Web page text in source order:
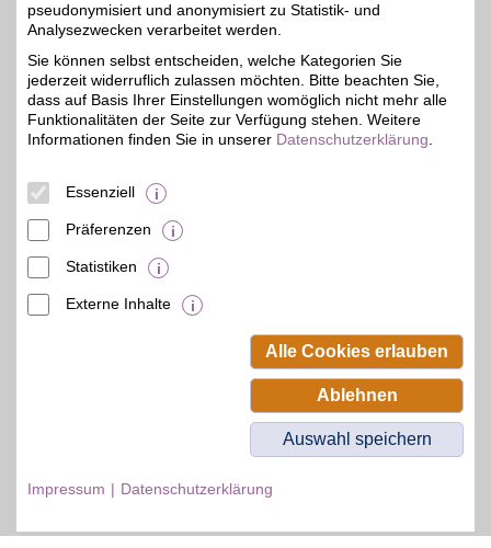
© BSW Verbraucher-Service
pseudonymisiert und anonymisiert zu Statistik- und
Analysezwecken verarbeitet werden.
Sie können selbst entscheiden, welche Kategorien Sie
jederzeit widerruflich zulassen möchten. Bitte beachten Sie,
dass auf Basis Ihrer Einstellungen womöglich nicht mehr alle
Funktionalitäten der Seite zur Verfügung stehen. Weitere
Informationen finden Sie in unserer Datenschutzerklärung
Essenziell
Präferenzen
Statistiken
Externe Inhalte
Alle Cookies erlauben
Ablehnen
Auswahl speichern
Impressum Datenschutzerklärung